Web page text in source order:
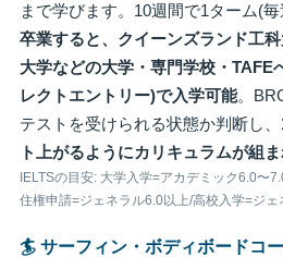
まで学びます。10週間で1ターム(毎
卒業すると、クイーンズランド工
大学などの大学・専門学校・TAFE
レクトエントリー)で入学可能。
テストを受けられる状態か判断し、
ト上がるようにカリキュラムが組
IELTSの目安: 大学入学=アカデミック6.0〜
住権申請=ジェネラル6.0以上/高校入学=ジェ
🏄 サーフィン・ボディボードコ